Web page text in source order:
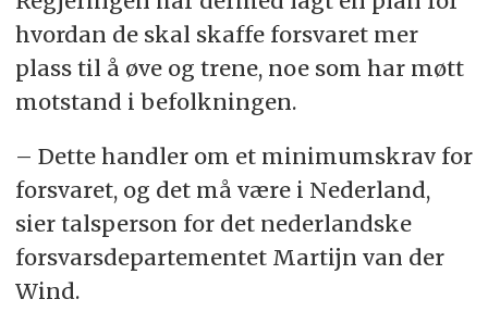
hvordan de skal skaffe forsvaret mer
plass til å øve og trene, noe som har møtt
motstand i befolkningen.
– Dette handler om et minimumskrav for
forsvaret, og det må være i Nederland,
sier talsperson for det nederlandske
forsvarsdepartementet Martijn van der
Wind.